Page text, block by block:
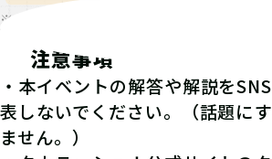
※発見報告にGPSを使用するクエストが一部
注意事項
・本イベントの解答や解説を
表しないでください。（話題に
ません。）